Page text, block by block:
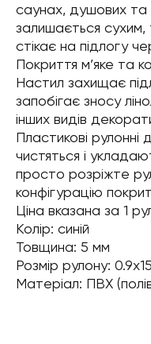
саунах, душових та
залишається сухим,
стікає на підлогу
Покриття м’яке та
Настил захищає
запобігає зносу
інших видів
Пластикові рулонні
чистяться і
просто розріжте
конфігурацію
Ціна вказана за 1
Колір: синій
Товщина: 5 мм
Розмір рулону:
Матеріал: ПВХ